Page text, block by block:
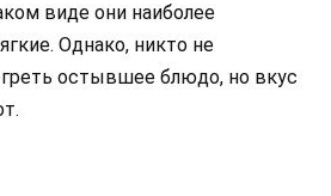
виде они наиболее
Однако, никто не
остывшее блюдо, но вкус